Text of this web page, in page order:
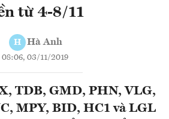
từ 4-8/11
H Hà Anh
08:06, 03/11/2019
TDB, GMD, PHN, VLG,
MPY, BID, HC1 và LGL